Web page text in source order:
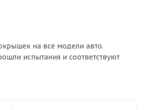
на все модели авто.
испытания и соответствуют